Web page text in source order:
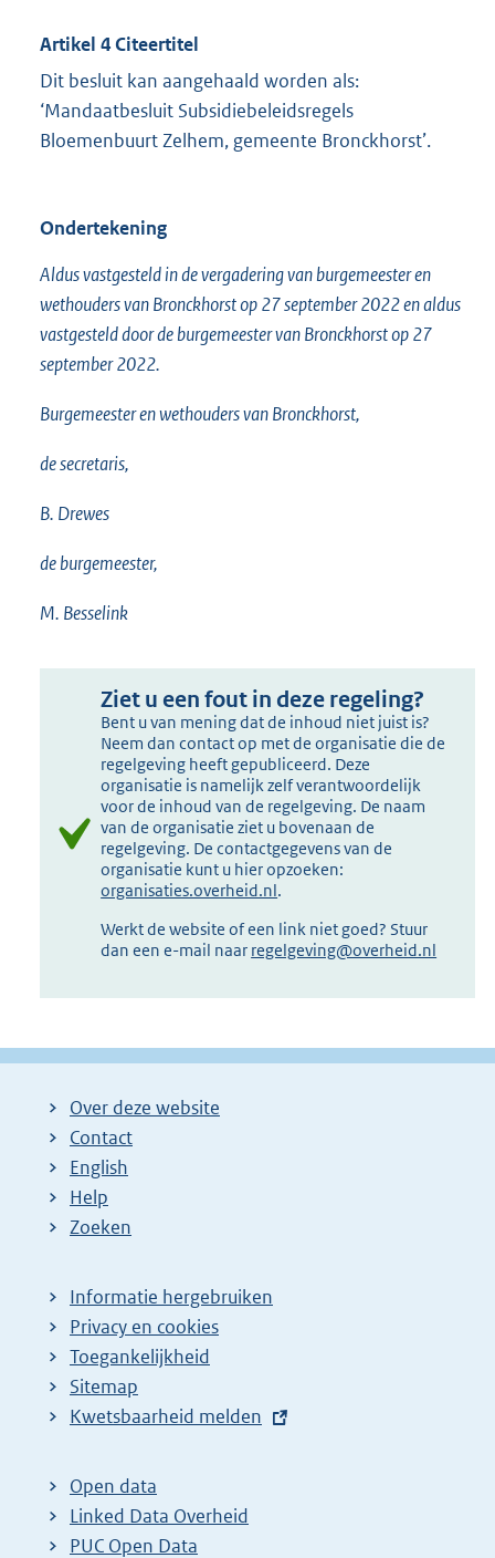
Artikel 4 Citeertitel
Dit besluit kan aangehaald worden als:
‘Mandaatbesluit Subsidiebeleidsregels
Bloemenbuurt Zelhem, gemeente Bronckhorst’.
Ondertekening
Aldus vastgesteld in de vergadering van burgemeester en
wethouders van Bronckhorst op 27 september 2022 en aldus
vastgesteld door de burgemeester van Bronckhorst op 27
september 2022.
Burgemeester en wethouders van Bronckhorst,
de secretaris,
B. Drewes
de burgemeester,
M. Besselink
Ziet u een fout in deze regeling?
Bent u van mening dat de inhoud niet juist is?
Neem dan contact op met de organisatie die de
regelgeving heeft gepubliceerd. Deze
organisatie is namelijk zelf verantwoordelijk
voor de inhoud van de regelgeving. De naam
van de organisatie ziet u bovenaan de
regelgeving. De contactgegevens van de
organisatie kunt u hier opzoeken:
organisaties.overheid.nl.
Werkt de website of een link niet goed? Stuur
dan een e-mail naar regelgeving@overheid.nl
Over deze website
Contact
English
Help
Zoeken
Informatie hergebruiken
Privacy en cookies
Toegankelijkheid
Sitemap
E
t
e
r
Kwetsbaarheid melden
Open data
Linked Data Overheid
PUC Open Data